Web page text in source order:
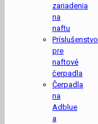
zariadenia
na
naftu
Príslušenstvo
pre
naftové
čerpadla
Čerpadla
na
Adblue
a